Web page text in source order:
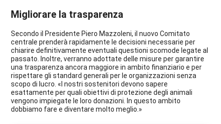
Migliorare la trasparenza
Secondo il Presidente Piero Mazzoleni, il nuovo Comitato
centrale prenderà rapidamente le decisioni necessarie per
chiarire definitivamente eventuali questioni scomode legate al
passato. Inoltre, verranno adottate delle misure per garantire
una trasparenza ancora maggiore in ambito finanziario e per
rispettare gli standard generali per le organizzazioni senza
scopo di lucro. «I nostri sostenitori devono sapere
esattamente per quali obiettivi di protezione degli animali
vengono impiegate le loro donazioni. In questo ambito
dobbiamo fare e diventare molto meglio.»